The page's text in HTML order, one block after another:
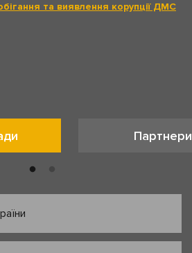
та виявлення корупції ДМС
Партнери